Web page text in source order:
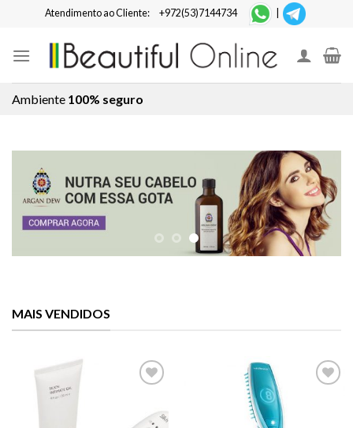
content
Atendimento ao Cliente: +972(53)7144734
Ambiente 100% seguro
MAIS VENDIDOS